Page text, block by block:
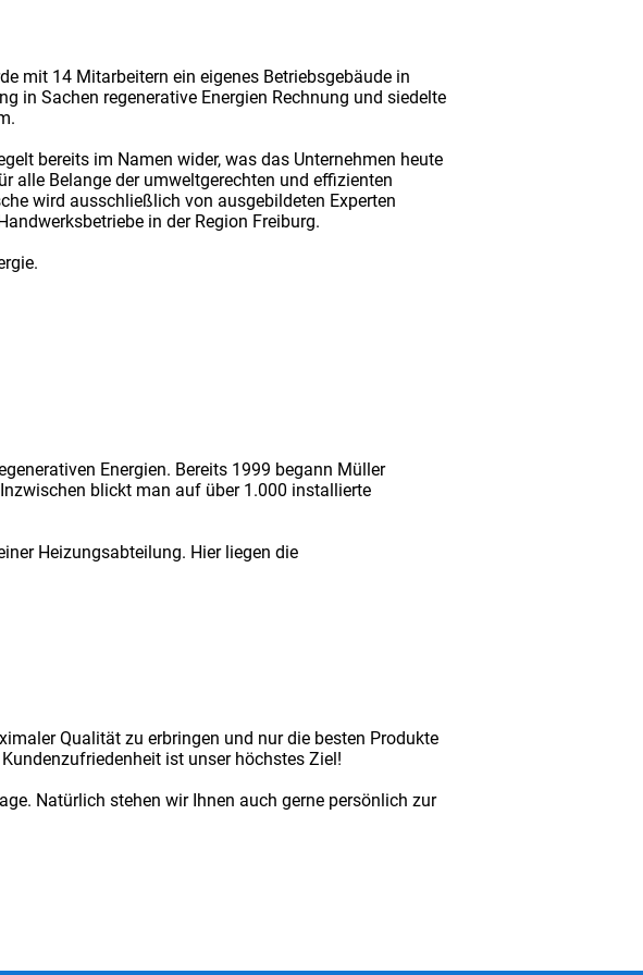
mit 14 Mitarbeitern ein eigenes Betriebsgebäude in
in Sachen regenerative Energien Rechnung und siedelte
bereits im Namen wider, was das Unternehmen heute
alle Belange der umweltgerechten und effizienten
wird ausschließlich von ausgebildeten Experten
in der Region Freiburg.
Energien. Bereits 1999 begann Müller
blickt man auf über 1.000 installierte
Heizungsabteilung. Hier liegen die
Qualität zu erbringen und nur die besten Produkte
ist unser höchstes Ziel!
Natürlich stehen wir Ihnen auch gerne persönlich zur